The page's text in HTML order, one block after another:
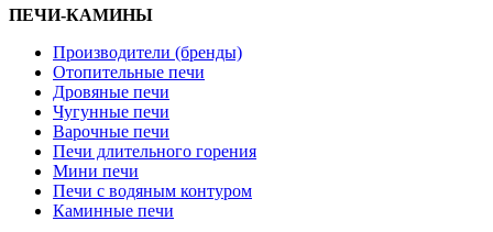
ПЕЧИ-КАМИНЫ
Производители (бренды)
Отопительные печи
Дровяные печи
Чугунные печи
Варочные печи
Печи длительного горения
Мини печи
Печи с водяным контуром
Каминные печи